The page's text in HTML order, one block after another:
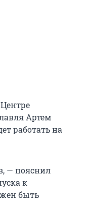
Артем
работать на
— пояснил
к
быть